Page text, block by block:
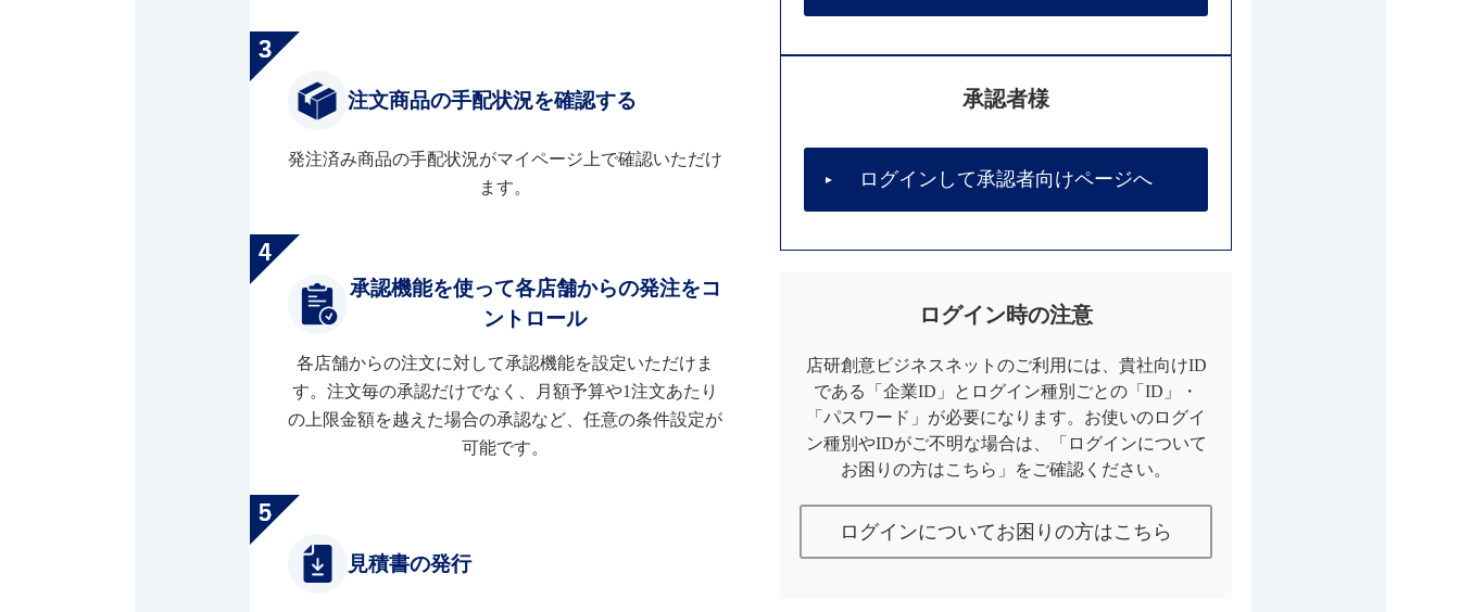
注文商品の手配状況を確認する
発注済み商品の手配状況がマイページ上で確認いただけ
ます。
承認機能を使って各店舗からの発注をコ
ントロール
各店舗からの注文に対して承認機能を設定いただけま
す。注文毎の承認だけでなく、月額予算や1注文あたり
の上限金額を越えた場合の承認など、任意の条件設定が
可能です。
見積書の発行
承認者様
ログインして承認者向けページへ
ログイン時の注意
店研創意ビジネスネットのご利用には、貴社向けID
である「企業ID」とログイン種別ごとの「ID」・
「パスワード」が必要になります。お使いのログイ
ン種別やIDがご不明な場合は、「ログインについて
お困りの方はこちら」をご確認ください。
ログインについてお困りの方はこちら